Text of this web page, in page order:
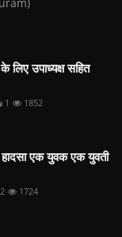
लिए उपाध्यक्ष सहित
1 1852
हादसा एक युवक एक युवती
2 1724